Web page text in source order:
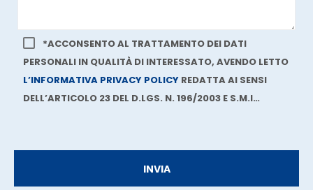
*ACCONSENTO AL TRATTAMENTO DEI DATI
PERSONALI IN QUALITÀ DI INTERESSATO, AVENDO LETTO
L’INFORMATIVA PRIVACY POLICY REDATTA AI SENSI
DELL’ARTICOLO 23 DEL D.LGS. N. 196/2003 E S.M.I…